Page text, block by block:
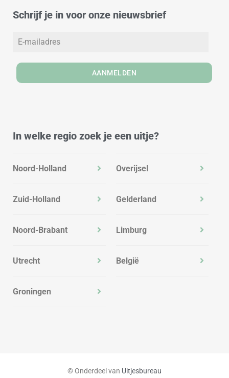
i
r
m
o
Schrijf je in voor onze nieuwsbrief
AANMELDEN
In welke regio zoek je een uitje?
Noord-Holland
Zuid-Holland
Noord-Brabant
Utrecht
Groningen
Overijsel
Gelderland
Limburg
België
© Onderdeel van Uitjesbureau